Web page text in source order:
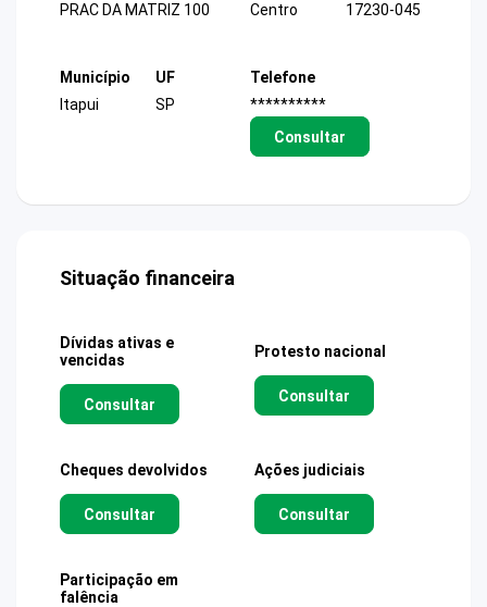
PRAC DA MATRIZ 100
Centro
17230-045
Município
Itapui
UF
SP
Telefone
**********
Consultar
Situação financeira
Dívidas ativas e
vencidas
Consultar
Protesto nacional
Consultar
Cheques devolvidos
Consultar
Ações judiciais
Consultar
Participação em
falência